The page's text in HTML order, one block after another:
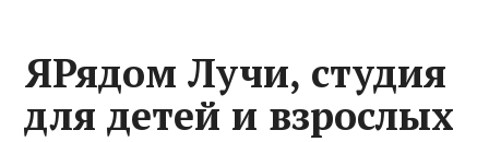
ЯРядом Лучи, студия
для детей и взрослых